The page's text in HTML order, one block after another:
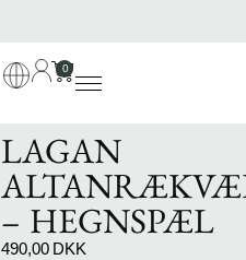
0
LAGAN
– HEGNSPÆL
490,00 DKK